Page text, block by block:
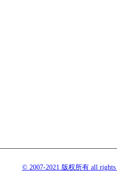
© 2007-2021 版权所有 all